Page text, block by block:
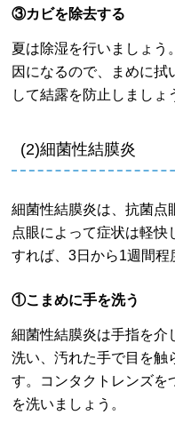
③カビを除去する
夏は除湿を行いましょう
因になるので、まめに拭
して結露を防止しましょ
(2)細菌性結膜炎
細菌性結膜炎は、抗菌点
点眼によって症状は軽快
すれば、3日から1週間程
①こまめに手を洗う
細菌性結膜炎は手指を介
洗い、汚れた手で目を触
す。コンタクトレンズを
を洗いましょう。